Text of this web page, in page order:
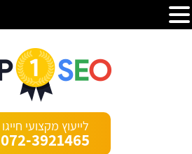
לייעוץ מקצועי חייגו
072-3921465